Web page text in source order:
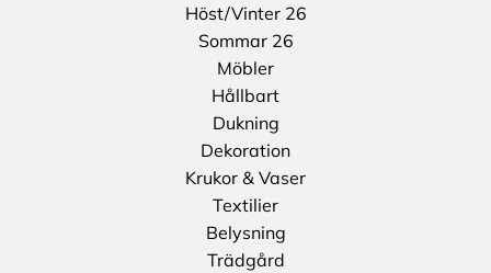
Höst/Vinter 26
Sommar 26
Möbler
Hållbart
Dukning
Dekoration
Krukor & Vaser
Textilier
Belysning
Trädgård